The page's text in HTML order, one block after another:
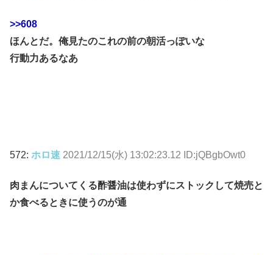
>>608
ほんとだ。俺見たのこれの前の朝活っぽいな
行動力あるなあ
572: ホロ速 2021/12/15(水) 13:02:23.12 ID:jQBgbOwt0
肉まんについてくる酢醤油は使わずにストックして焼売と
か食べるときに使うのが通